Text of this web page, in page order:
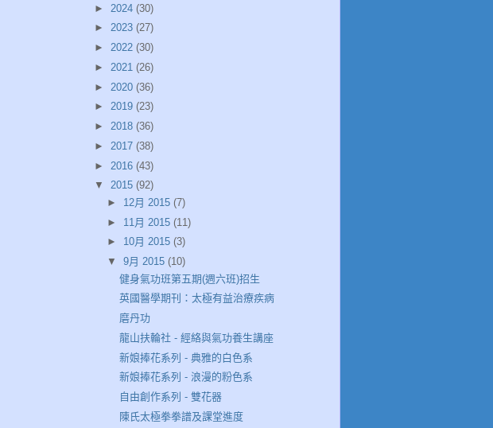
► 2024 (30)
► 2023 (27)
► 2022 (30)
► 2021 (26)
► 2020 (36)
► 2019 (23)
► 2018 (36)
► 2017 (38)
► 2016 (43)
▼ 2015 (92)
► 12月 2015 (7)
► 11月 2015 (11)
► 10月 2015 (3)
▼ 9月 2015 (10)
健身氣功班第五期(週六班)招生
英國醫學期刊：太極有益治療疾病
磨丹功
龍山扶輪社 - 經絡與氣功養生講座
新娘捧花系列 - 典雅的白色系
新娘捧花系列 - 浪漫的粉色系
自由創作系列 - 雙花器
陳氏太極拳拳譜及課堂進度